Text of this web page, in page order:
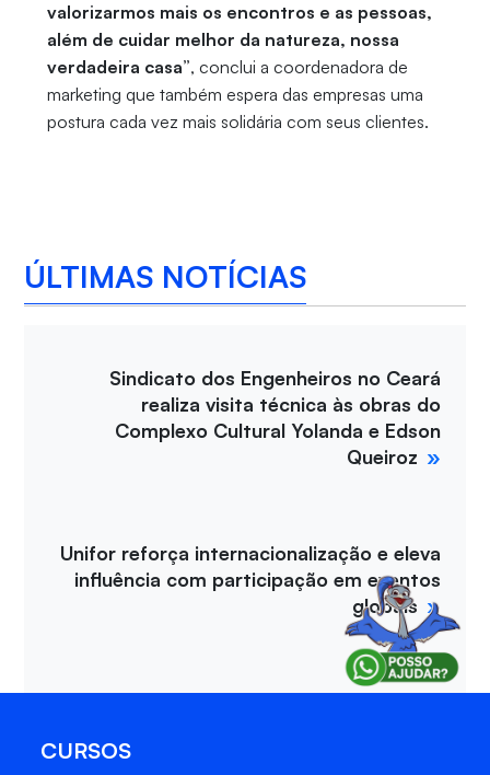
valorizarmos mais os encontros e as pessoas,
além de cuidar melhor da natureza, nossa
verdadeira casa”, conclui a coordenadora de
marketing que também espera das empresas uma
postura cada vez mais solidária com seus clientes.
ÚLTIMAS NOTÍCIAS
Sindicato dos Engenheiros no Ceará
realiza visita técnica às obras do
Complexo Cultural Yolanda e Edson
Queiroz
Unifor reforça internacionalização e eleva
influência com participação em eventos
globais
CURSOS